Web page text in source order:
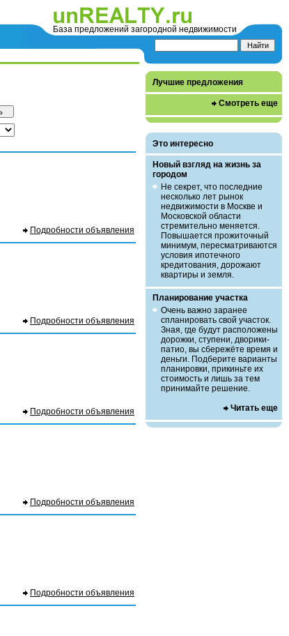
База предложений загородной недвижимости
Подробности объявления
Подробности объявления
Подробности объявления
Подробности объявления
Подробности объявления
Лучшие предложения
Смотреть еще
Это интересно
Новый взгляд на жизнь за
городом
Не секрет, что последние
несколько лет рынок
недвижимости в Москве и
Московской области
стремительно меняется.
Повышается прожиточный
минимум, пересматриваются
условия ипотечного
кредитования, дорожают
квартиры и земля.
Планирование участка
Очень важно заранее
спланировать свой участок.
Зная, где будут расположены
дорожки, ступени, дворики-
патио, вы сбережёте время и
деньги. Подберите варианты
планировки, прикиньте их
стоимость и лишь за тем
принимайте решение.
Читать еще